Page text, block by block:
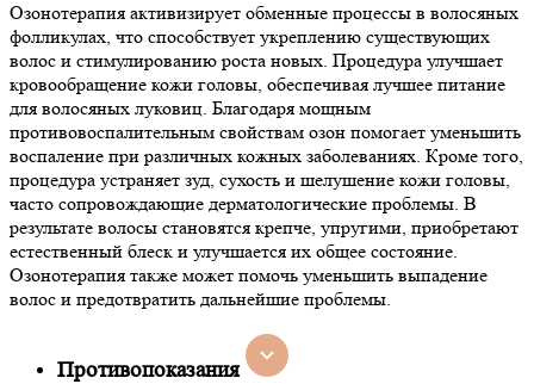
Озонотерапия активизирует обменные процессы в волосяных
фолликулах, что способствует укреплению существующих
волос и стимулированию роста новых. Процедура улучшает
кровообращение кожи головы, обеспечивая лучшее питание
для волосяных луковиц. Благодаря мощным
противовоспалительным свойствам озон помогает уменьшить
воспаление при различных кожных заболеваниях. Кроме того,
процедура устраняет зуд, сухость и шелушение кожи головы,
часто сопровождающие дерматологические проблемы. В
результате волосы становятся крепче, упругими, приобретают
естественный блеск и улучшается их общее состояние.
Озонотерапия также может помочь уменьшить выпадение
волос и предотвратить дальнейшие проблемы.
Противопоказания